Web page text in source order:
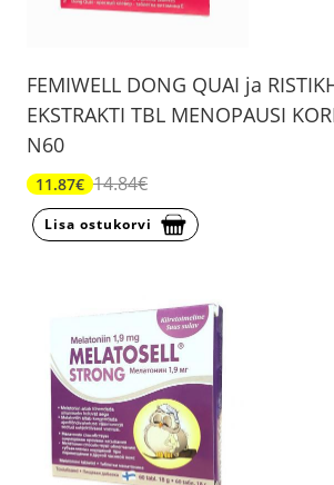
FEMIWELL DONG QUAI ja
EKSTRAKTI TBL MENOPAUSI
N60
11.87€ 14.84€
Lisa ostukorvi